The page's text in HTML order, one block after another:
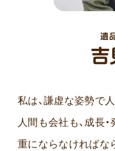
吉
遺
私は、謙虚な姿勢で
人間も会社も、成長
重にならなければな